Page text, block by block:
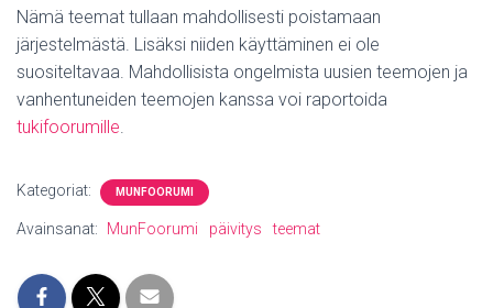
Nämä teemat tullaan mahdollisesti poistamaan
järjestelmästä. Lisäksi niiden käyttäminen ei ole
suositeltavaa. Mahdollisista ongelmista uusien teemojen ja
vanhentuneiden teemojen kanssa voi raportoida
tukifoorumille.
Kategoriat: MUNFOORUMI
Avainsanat: MunFoorumi päivitys teemat